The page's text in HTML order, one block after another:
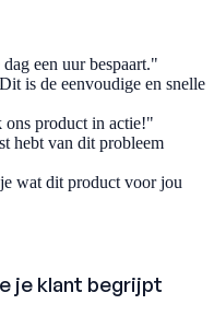
een uur bespaart."
is de eenvoudige en snelle
ons product in actie!"
hebt van dit probleem
wat dit product voor jou
je klant begrijpt